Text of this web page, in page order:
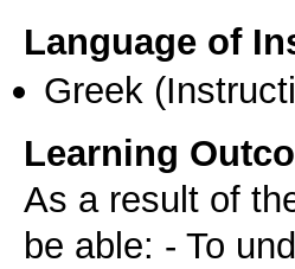
Language of
Greek
Learning
As a result of
be able: - To